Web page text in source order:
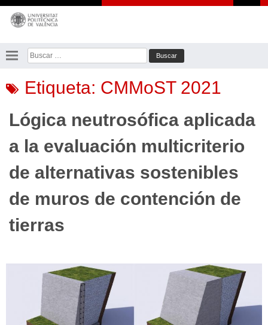
Saltar
contenido
Buscar:
Etiqueta: CMMoST 2021
Lógica neutrosófica aplicada
a la evaluación multicriterio
de alternativas sostenibles
de muros de contención de
tierras